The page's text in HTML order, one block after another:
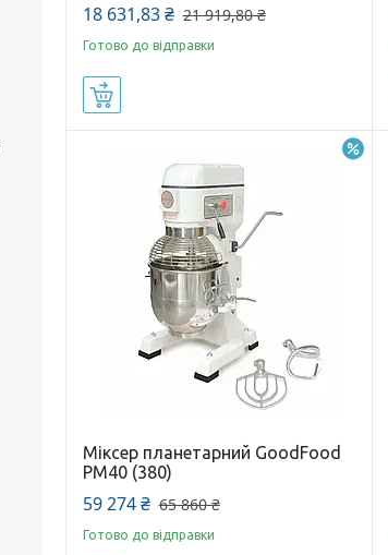
18 631,83 ₴ 21 919,80 ₴
Готово до відправки
Міксер планетарний GoodFood
PM40 (380)
59 274 ₴ 65 860 ₴
Готово до відправки